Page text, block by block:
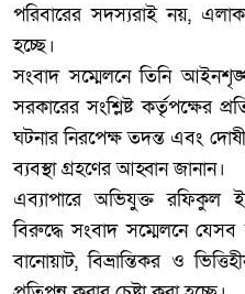
পরিবারের সদস্যরাই নয়,
হচ্ছে।
‎সংবাদ সম্মেলনে তিনি
সরকারের সংশ্লিষ্ট কর্তৃপক্ষের
ঘটনার নিরপেক্ষ তদন্ত এবং
ব্যবস্থা গ্রহণের আহ্বান জানান।
‎এব্যাপারে অভিযুক্ত রফিকুল
বিরুদ্ধে সংবাদ সম্মেলনে
বানোয়াট, বিভ্রান্তিকর ও